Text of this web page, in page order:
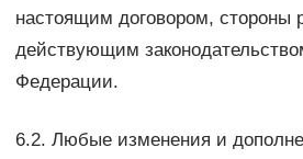
настоящим договором, стороны
действующим
Федерации.
6.2. Любые изменения и